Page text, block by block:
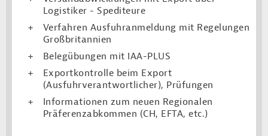
Logistiker - Spediteure
Verfahren Ausfuhranmeldung mit Regelungen
Großbritannien
Belegübungen mit IAA-PLUS
Exportkontrolle beim Export
(Ausfuhrverantwortlicher), Prüfungen
Informationen zum neuen Regionalen
Präferenzabkommen (CH, EFTA, etc.)